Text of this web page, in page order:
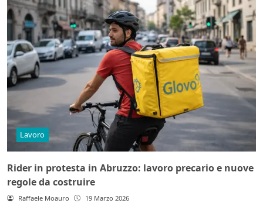
Lavoro
Rider in protesta in Abruzzo: lavoro precario e nuove
regole da costruire
Raffaele Moauro 19 Marzo 2026